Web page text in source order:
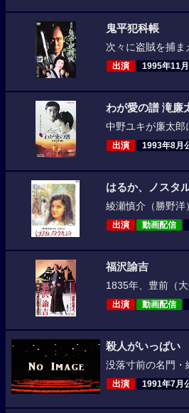
鬼平犯科帳
次々に盗賊を捕ま
出演 1995年11
わが愛の譜 滝廉
中野ユキが廉太郎
出演 1993年8月
はるか、ノスタ
綾瀬慎介（勝野洋
出演 動画配信
福沢諭吉
1835年、豊前（
出演 動画配信
殺人がいっぱい
没落寸前の名門・
出演 1991年7月